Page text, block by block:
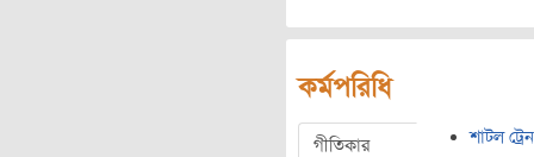
কর্মপরিধি
গীতিকার শাটল ট্রেন